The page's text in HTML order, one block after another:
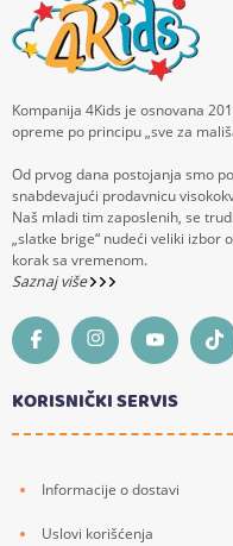
Kompanija 4Kids je osnovana
opreme po principu „sve za
Od prvog dana postojanja smo
snabdevajući prodavnicu
Naš mladi tim zaposlenih, se
„slatke brige“ nudeći veliki izbor
korak sa vremenom.
Saznaj više
KORISNIČKI SERVIS
Informacije o dostavi
Uslovi korišćenja